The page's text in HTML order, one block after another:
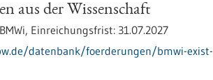
aus der Wissenschaft
Einreichungsfrist: 31.07.2027
datenbank/foerderungen/bmwi-exist-